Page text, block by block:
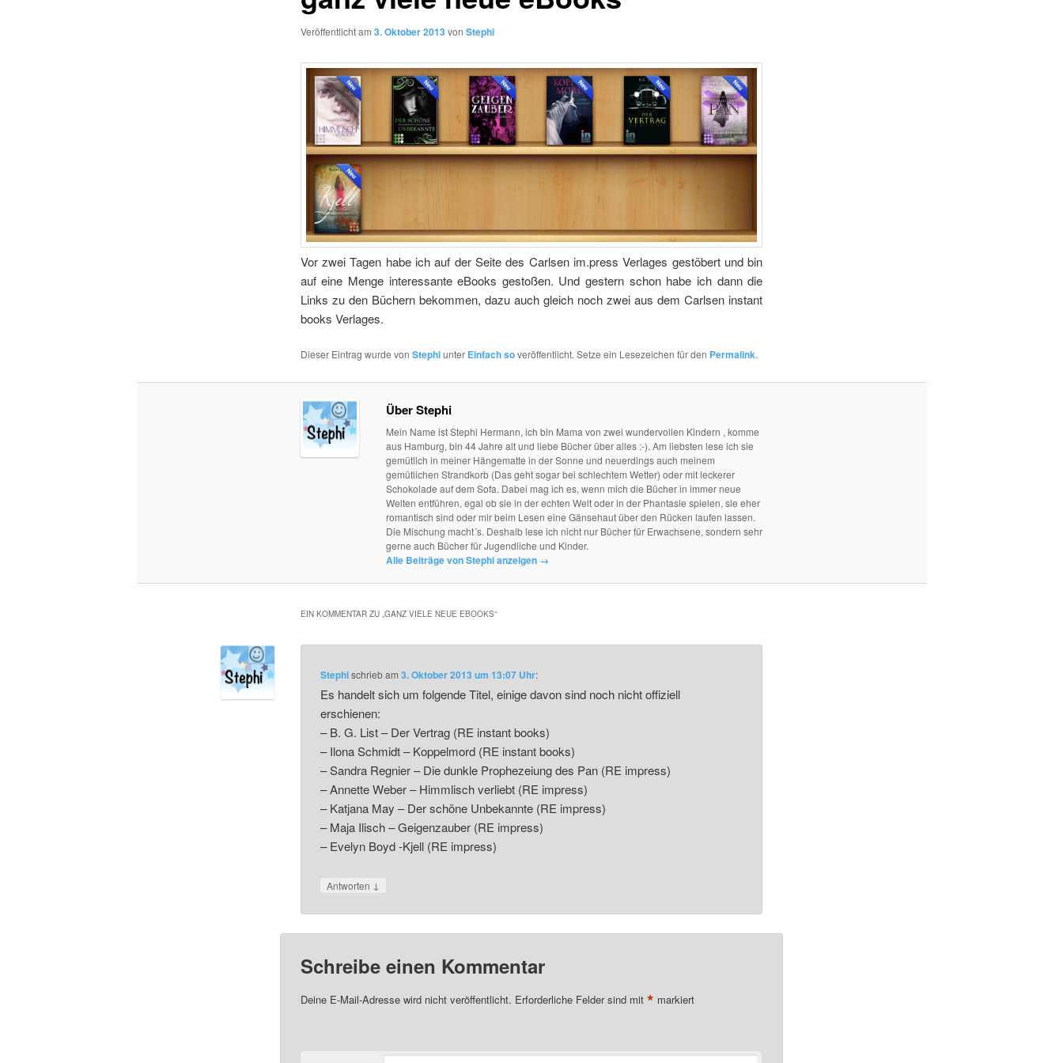
Veröffentlicht am 3. Oktober 2013 von Stephi
Vor zwei Tagen habe ich auf der Seite des Carlsen im.press Verlages gestöbert und bin
auf eine Menge interessante eBooks gestoßen. Und gestern schon habe ich dann die
Links zu den Büchern bekommen, dazu auch gleich noch zwei aus dem Carlsen instant
books Verlages.
Dieser Eintrag wurde von Stephiunter Einfach soveröffentlicht. Setze ein Lesezeichen für den Permalink.
Über Stephi
Mein Name ist Stephi Hermann, ich bin Mama von zwei wundervollen Kindern , komme
aus Hamburg, bin 44 Jahre alt und liebe Bücher über alles :-). Am liebsten lese ich sie
gemütlich in meiner Hängematte in der Sonne und neuerdings auch meinem
gemütlichen Strandkorb (Das geht sogar bei schlechtem Wetter) oder mit leckerer
Schokolade auf dem Sofa. Dabei mag ich es, wenn mich die Bücher in immer neue
Welten entführen, egal ob sie in der echten Welt oder in der Phantasie spielen, sie eher
romantisch sind oder mir beim Lesen eine Gänsehaut über den Rücken laufen lassen.
Die Mischung macht´s. Deshalb lese ich nicht nur Bücher für Erwachsene, sondern sehr
gerne auch Bücher für Jugendliche und Kinder.
Alle Beiträge von Stephi anzeigen →
EIN KOMMENTAR ZU „GANZ VIELE NEUE EBOOKS“
Stephischriebam3. Oktober 2013 um 13:07 Uhr:
Es handelt sich um folgende Titel, einige davon sind noch nicht offiziell
erschienen:
– B. G. List – Der Vertrag (RE instant books)
– Ilona Schmidt – Koppelmord (RE instant books)
– Sandra Regnier – Die dunkle Prophezeiung des Pan (RE impress)
– Annette Weber – Himmlisch verliebt (RE impress)
– Katjana May – Der schöne Unbekannte (RE impress)
– Maja Ilisch – Geigenzauber (RE impress)
– Evelyn Boyd -Kjell (RE impress)
Antworten ↓
Schreibe einen Kommentar
Deine E-Mail-Adresse wird nicht veröffentlicht. Erforderliche Felder sind mit * markiert